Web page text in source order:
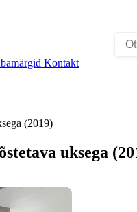
Kontakt
(2019)
uksega